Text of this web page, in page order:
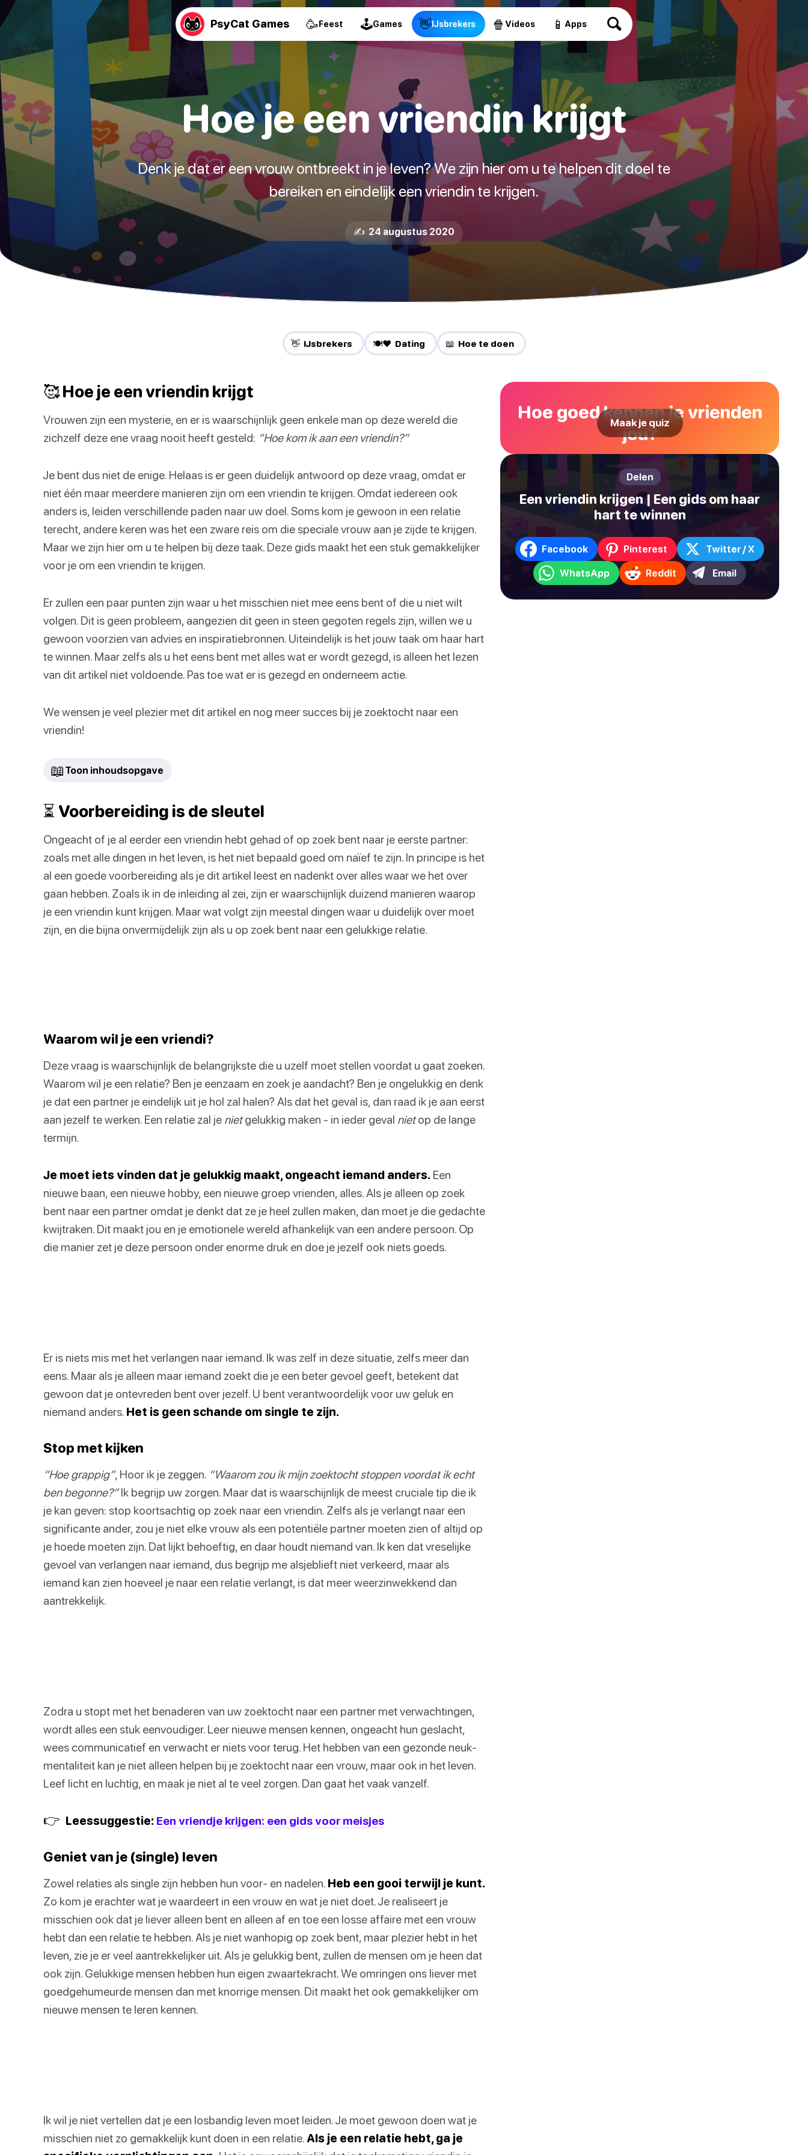
PsyCat Games 🥳Feest 🕹Games 👋IJsbrekers 🍿 Videos 📱 Apps
Hoe je een vriendin krijgt
Denk je dat er een vrouw ontbreekt in je leven? We zijn hier om u te helpen dit doel te
bereiken en eindelijk een vriendin te krijgen.
✍️ 24 augustus 2020
👋 IJsbrekers 🍽️❤️ Dating 📖 Hoe te doen
🥰 Hoe je een vriendin krijgt
Vrouwen zijn een mysterie, en er is waarschijnlijk geen enkele man op deze wereld die
zichzelf deze ene vraag nooit heeft gesteld: “Hoe kom ik aan een vriendin?”
Je bent dus niet de enige. Helaas is er geen duidelijk antwoord op deze vraag, omdat er
niet één maar meerdere manieren zijn om een vriendin te krijgen. Omdat iedereen ook
anders is, leiden verschillende paden naar uw doel. Soms kom je gewoon in een relatie
terecht, andere keren was het een zware reis om die speciale vrouw aan je zijde te krijgen.
Maar we zijn hier om u te helpen bij deze taak. Deze gids maakt het een stuk gemakkelijker
voor je om een vriendin te krijgen.
Er zullen een paar punten zijn waar u het misschien niet mee eens bent of die u niet wilt
volgen. Dit is geen probleem, aangezien dit geen in steen gegoten regels zijn, willen we u
gewoon voorzien van advies en inspiratiebronnen. Uiteindelijk is het jouw taak om haar hart
te winnen. Maar zelfs als u het eens bent met alles wat er wordt gezegd, is alleen het lezen
van dit artikel niet voldoende. Pas toe wat er is gezegd en onderneem actie.
We wensen je veel plezier met dit artikel en nog meer succes bij je zoektocht naar een
vriendin!
📖 Toon inhoudsopgave
⏳ Voorbereiding is de sleutel
Ongeacht of je al eerder een vriendin hebt gehad of op zoek bent naar je eerste partner:
zoals met alle dingen in het leven, is het niet bepaald goed om naïef te zijn. In principe is het
al een goede voorbereiding als je dit artikel leest en nadenkt over alles waar we het over
gaan hebben. Zoals ik in de inleiding al zei, zijn er waarschijnlijk duizend manieren waarop
je een vriendin kunt krijgen. Maar wat volgt zijn meestal dingen waar u duidelijk over moet
zijn, en die bijna onvermijdelijk zijn als u op zoek bent naar een gelukkige relatie.
Waarom wil je een vriendi?
Deze vraag is waarschijnlijk de belangrijkste die u uzelf moet stellen voordat u gaat zoeken.
Waarom wil je een relatie? Ben je eenzaam en zoek je aandacht? Ben je ongelukkig en denk
je dat een partner je eindelijk uit je hol zal halen? Als dat het geval is, dan raad ik je aan eerst
aan jezelf te werken. Een relatie zal je nietgelukkig maken - in ieder geval nietop de lange
termijn.
Je moet iets vinden dat je gelukkig maakt, ongeacht iemand anders. Een
nieuwe baan, een nieuwe hobby, een nieuwe groep vrienden, alles. Als je alleen op zoek
bent naar een partner omdat je denkt dat ze je heel zullen maken, dan moet je die gedachte
kwijtraken. Dit maakt jou en je emotionele wereld afhankelijk van een andere persoon. Op
die manier zet je deze persoon onder enorme druk en doe je jezelf ook niets goeds.
Er is niets mis met het verlangen naar iemand. Ik was zelf in deze situatie, zelfs meer dan
eens. Maar als je alleen maar iemand zoekt die je een beter gevoel geeft, betekent dat
gewoon dat je ontevreden bent over jezelf. U bent verantwoordelijk voor uw geluk en
niemand anders. Het is geen schande om single te zijn.
Stop met kijken
“Hoe grappig”, Hoor ik je zeggen. “Waarom zou ik mijn zoektocht stoppen voordat ik echt
ben begonne?”Ik begrijp uw zorgen. Maar dat is waarschijnlijk de meest cruciale tip die ik
je kan geven: stop koortsachtig op zoek naar een vriendin. Zelfs als je verlangt naar een
significante ander, zou je niet elke vrouw als een potentiële partner moeten zien of altijd op
je hoede moeten zijn. Dat lijkt behoeftig, en daar houdt niemand van. Ik ken dat vreselijke
gevoel van verlangen naar iemand, dus begrijp me alsjeblieft niet verkeerd, maar als
iemand kan zien hoeveel je naar een relatie verlangt, is dat meer weerzinwekkend dan
aantrekkelijk.
Zodra u stopt met het benaderen van uw zoektocht naar een partner met verwachtingen,
wordt alles een stuk eenvoudiger. Leer nieuwe mensen kennen, ongeacht hun geslacht,
wees communicatief en verwacht er niets voor terug. Het hebben van een gezonde neuk-
mentaliteit kan je niet alleen helpen bij je zoektocht naar een vrouw, maar ook in het leven.
Leef licht en luchtig, en maak je niet al te veel zorgen. Dan gaat het vaak vanzelf.
👉 Leessuggestie: Een vriendje krijgen: een gids voor meisjes
Geniet van je (single) leven
Zowel relaties als single zijn hebben hun voor- en nadelen. Heb een gooi terwijl je kunt.
Zo kom je erachter wat je waardeert in een vrouw en wat je niet doet. Je realiseert je
misschien ook dat je liever alleen bent en alleen af en toe een losse affaire met een vrouw
hebt dan een relatie te hebben. Als je niet wanhopig op zoek bent, maar plezier hebt in het
leven, zie je er veel aantrekkelijker uit. Als je gelukkig bent, zullen de mensen om je heen dat
ook zijn. Gelukkige mensen hebben hun eigen zwaartekracht. We omringen ons liever met
goedgehumeurde mensen dan met knorrige mensen. Dit maakt het ook gemakkelijker om
nieuwe mensen te leren kennen.
Ik wil je niet vertellen dat je een losbandig leven moet leiden. Je moet gewoon doen wat je
misschien niet zo gemakkelijk kunt doen in een relatie. Als je een relatie hebt, ga je
Hoe goed kennen je vrienden
jou?
Maak je quiz
Delen
Een vriendin krijgen | Een gids om haar
hart te winnen
Facebook Pinterest Twitter / X
WhatsApp Reddit Email